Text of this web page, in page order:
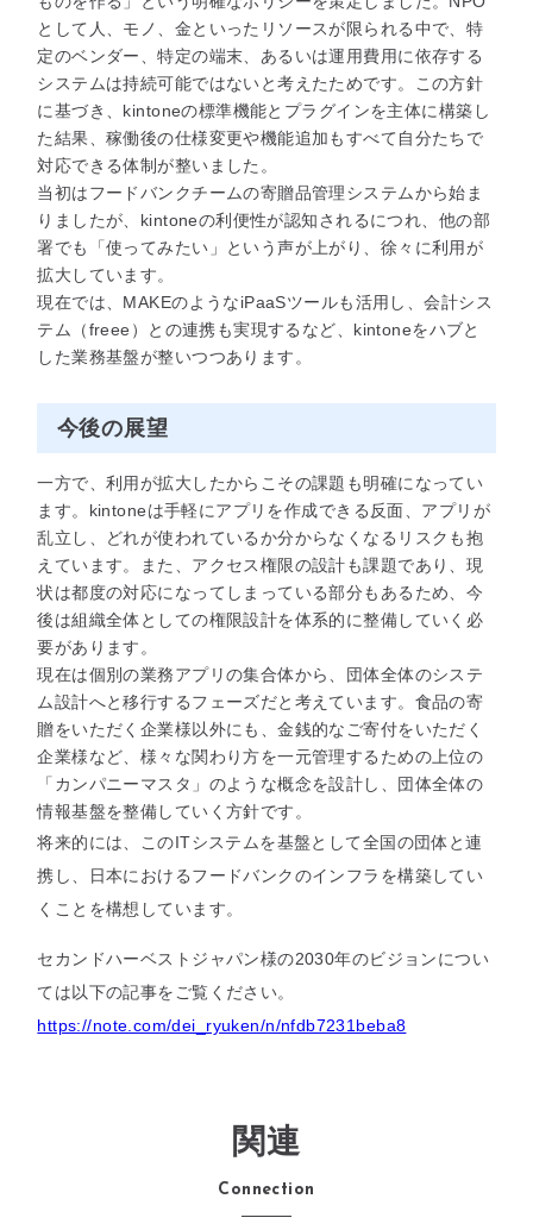
として人、モノ、金といったリソースが限られる中で、特
定のベンダー、特定の端末、あるいは運用費用に依存する
システムは持続可能ではないと考えたためです。この方針
に基づき、kintoneの標準機能とプラグインを主体に構築し
た結果、稼働後の仕様変更や機能追加もすべて自分たちで
対応できる体制が整いました。
当初はフードバンクチームの寄贈品管理システムから始ま
りましたが、kintoneの利便性が認知されるにつれ、他の部
署でも「使ってみたい」という声が上がり、徐々に利用が
拡大しています。
現在では、MAKEのようなiPaaSツールも活用し、会計シス
テム（freee）との連携も実現するなど、kintoneをハブと
した業務基盤が整いつつあります。
今後の展望
一方で、利用が拡大したからこその課題も明確になってい
ます。kintoneは手軽にアプリを作成できる反面、アプリが
乱立し、どれが使われているか分からなくなるリスクも抱
えています。また、アクセス権限の設計も課題であり、現
状は都度の対応になってしまっている部分もあるため、今
後は組織全体としての権限設計を体系的に整備していく必
要があります。
現在は個別の業務アプリの集合体から、団体全体のシステ
ム設計へと移行するフェーズだと考えています。食品の寄
贈をいただく企業様以外にも、金銭的なご寄付をいただく
企業様など、様々な関わり方を一元管理するための上位の
「カンパニーマスタ」のような概念を設計し、団体全体の
情報基盤を整備していく方針です。
将来的には、このITシステムを基盤として全国の団体と連
携し、日本におけるフードバンクのインフラを構築してい
くことを構想しています。
セカンドハーベストジャパン様の2030年のビジョンについ
ては以下の記事をご覧ください。
https://note.com/dei_ryuken/n/nfdb7231beba8
関連
Connection